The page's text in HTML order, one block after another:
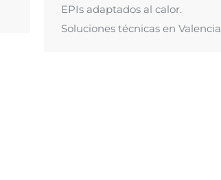
EPIs adaptados al calor.
Soluciones técnicas en Valencia